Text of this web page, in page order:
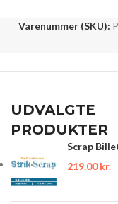
Varenummer (SKU):
UDVALGTE
PRODUKTER
Scrap
219.00kr.